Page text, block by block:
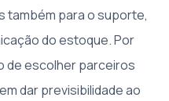
também para o suporte,
do estoque. Por
de escolher parceiros
dar previsibilidade ao